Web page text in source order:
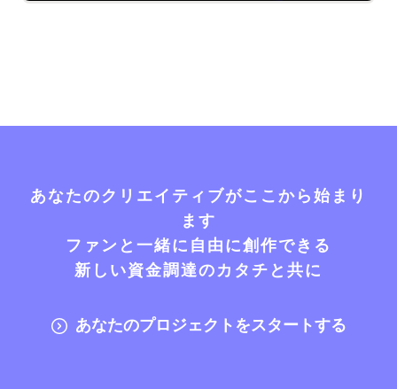
あなたのクリエイティブがここから始まり
ます
ファンと一緒に自由に創作できる
新しい資金調達のカタチと共に
あなたのプロジェクトをスタートする